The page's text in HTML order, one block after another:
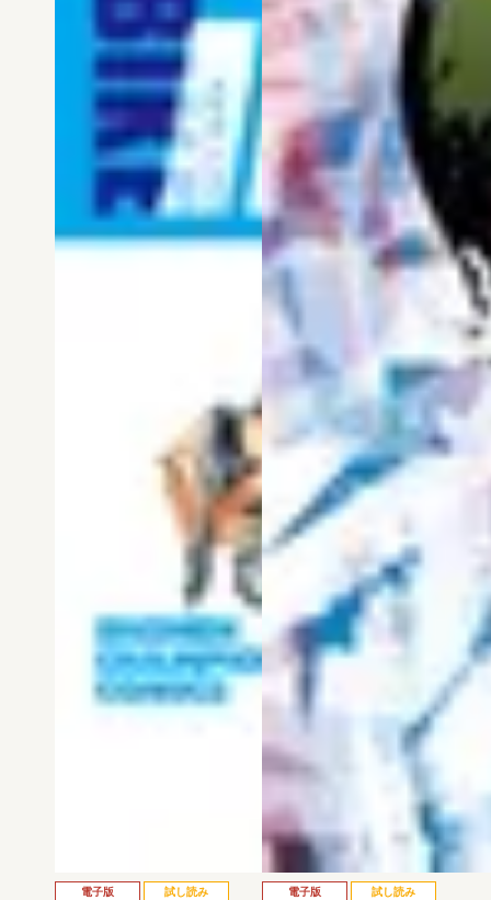
電子版 試し読み 電子版 試し読み